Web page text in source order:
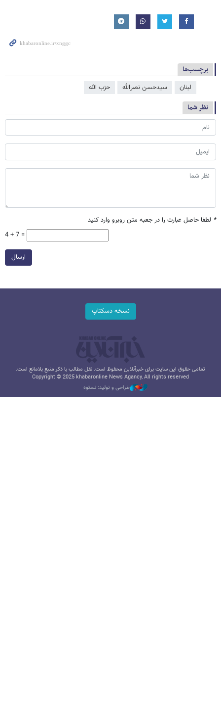
برچسب‌ها
لبنان سیدحسن نصرالله حزب الله
نظر شما
* لطفا حاصل عبارت را در جعبه متن روبرو وارد کنید
4 + 7 =
ارسال
نسخه دسکتاپ
تمامی حقوق این سایت برای خبرآنلاین محفوظ است. نقل مطالب با ذکر منبع بلامانع است.
Copyright © 2025 khabaronline News Agancy, All rights reserved
طراحی و تولید: نستوه